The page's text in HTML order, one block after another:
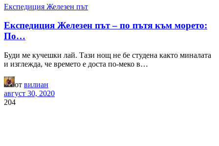
Експедиция Железен път
Експедиция Железен път – по пътя към морето:
По…
Буди ме кучешки лай. Тази нощ не бе студена както миналата
и изглежда, че времето е доста по-меко в…
от вилиан
август 30, 2020
204